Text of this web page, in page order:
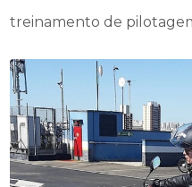
treinamento de